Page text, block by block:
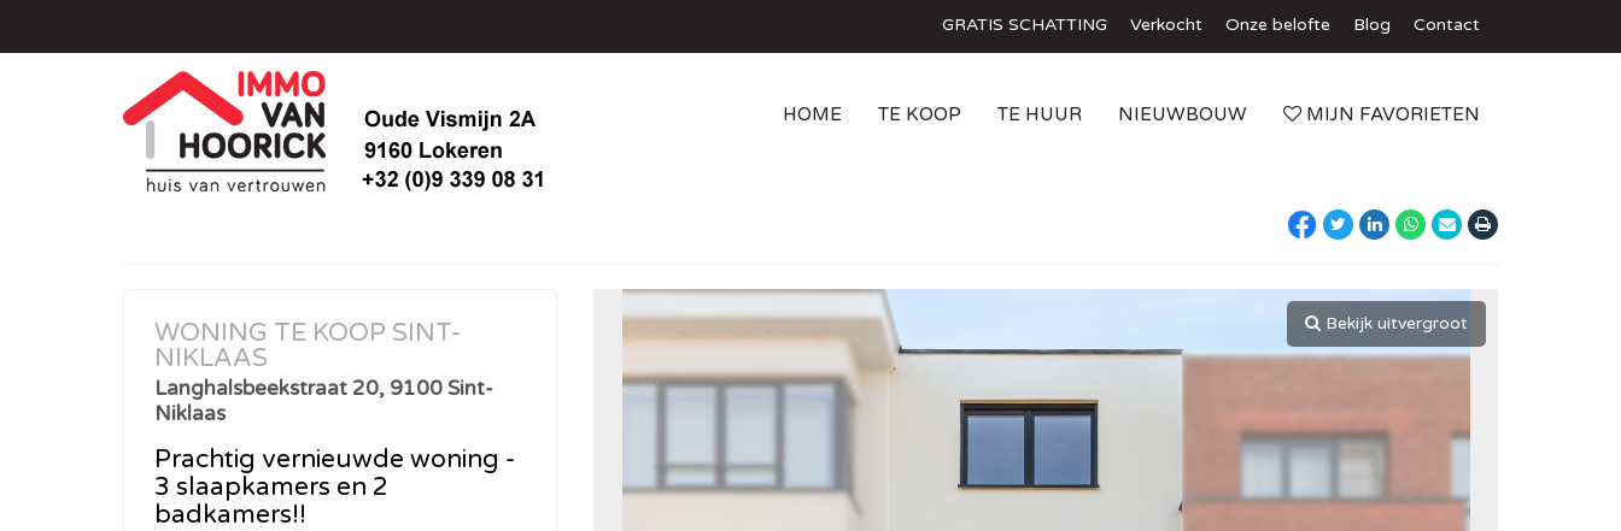
GRATIS SCHATTING Verkocht Onze belofte Blog Contact
HOME TE KOOP TE HUUR NIEUWBOUW MIJN FAVORIETEN
Bekijk uitvergroot
WONING TE KOOP SINT-
NIKLAAS
Langhalsbeekstraat 20, 9100 Sint-
Niklaas
Prachtig vernieuwde woning -
3 slaapkamers en 2
badkamers!!